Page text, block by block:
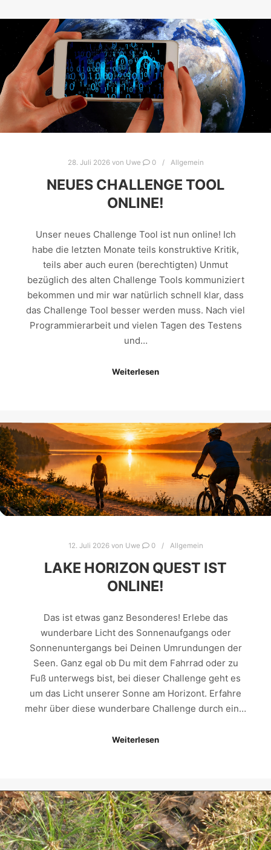
28. Juli 2026von Uwe 0 Allgemein
NEUES CHALLENGE TOOL
ONLINE!
Unser neues Challenge Tool ist nun online! Ich
habe die letzten Monate teils konstruktive Kritik,
teils aber auch euren (berechtigten) Unmut
bezüglich des alten Challenge Tools kommuniziert
bekommen und mir war natürlich schnell klar, dass
das Challenge Tool besser werden muss. Nach viel
Programmierarbeit und vielen Tagen des Testens
und…
Weiterlesen
12. Juli 2026von Uwe 0 Allgemein
LAKE HORIZON QUEST IST
ONLINE!
Das ist etwas ganz Besonderes! Erlebe das
wunderbare Licht des Sonnenaufgangs oder
Sonnenuntergangs bei Deinen Umrundungen der
Seen. Ganz egal ob Du mit dem Fahrrad oder zu
Fuß unterwegs bist, bei dieser Challenge geht es
um das Licht unserer Sonne am Horizont. Erfahre
mehr über diese wunderbare Challenge durch ein…
Weiterlesen